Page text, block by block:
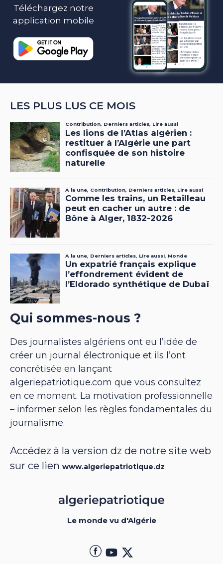
Téléchargez notre
application mobile
LES PLUS LUS CE MOIS
Qui sommes-nous ?
Des journalistes algériens ont eu l’idée de
créer un journal électronique et ils l’ont
concrétisée en lançant
algeriepatriotique.com que vous consultez
en ce moment. La motivation professionnelle
– informer selon les règles fondamentales du
journalisme.
Accédez à la version dz de notre site web
sur ce lien www.algeriepatriotique.dz
Le monde vu d'Algérie